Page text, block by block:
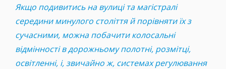
Якщо подивитись на вулиці та магістралі
середини минулого століття й порівняти їх з
сучасними, можна побачити колосальні
відмінності в дорожньому полотні, розмітці,
освітленні, і, звичайно ж, системах регулювання